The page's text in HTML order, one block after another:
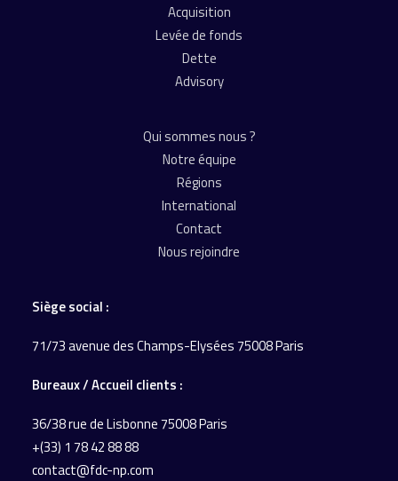
Acquisition
Levée de fonds
Dette
Advisory
Qui sommes nous ?
Notre équipe
Régions
International
Contact
Nous rejoindre
Siège social :
71/73 avenue des Champs-Elysées 75008 Paris
Bureaux / Accueil clients :
36/38 rue de Lisbonne75008 Paris
+(33) 1 78 42 88 88
contact@fdc-np.com